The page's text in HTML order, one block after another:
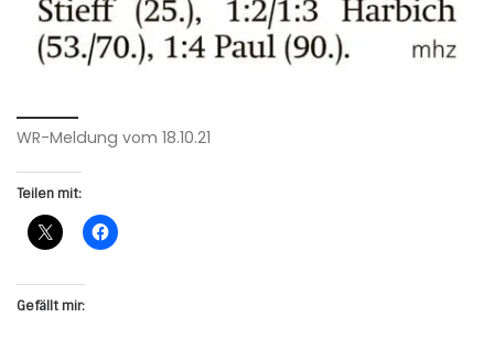
WR-Meldung vom 18.10.21
Teilen mit:
Gefällt mir: